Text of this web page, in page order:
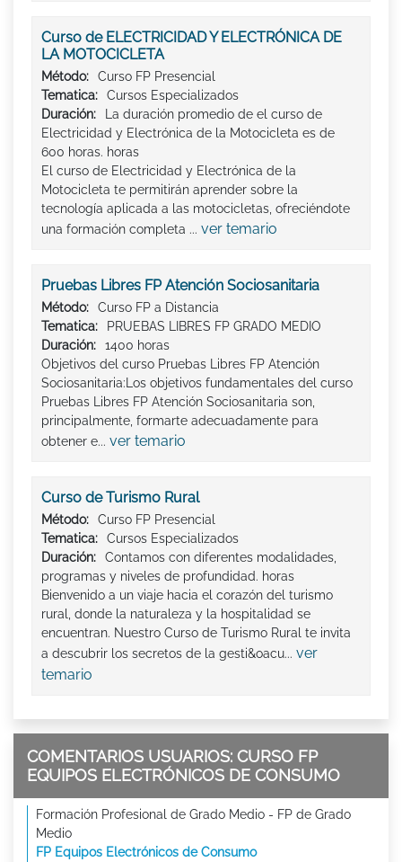
Curso de ELECTRICIDAD Y ELECTRÓNICA DE
LA MOTOCICLETA
Método:
Curso FP Presencial
Tematica:
Cursos Especializados
Duración:
La duración promedio de el curso de
Electricidad y Electrónica de la Motocicleta es de
600 horas. horas
El curso de Electricidad y Electrónica de la
Motocicleta te permitirán aprender sobre la
tecnología aplicada a las motocicletas, ofreciéndote
una formación completa ... ver temario
Pruebas Libres FP Atención Sociosanitaria
Método:
Curso FP a Distancia
Tematica:
PRUEBAS LIBRES FP GRADO MEDIO
Duración:
1400 horas
Objetivos del curso Pruebas Libres FP Atención
Sociosanitaria:Los objetivos fundamentales del curso
Pruebas Libres FP Atención Sociosanitaria son,
principalmente, formarte adecuadamente para
obtener e... ver temario
Curso de Turismo Rural
Método:
Curso FP Presencial
Tematica:
Cursos Especializados
Duración:
Contamos con diferentes modalidades,
programas y niveles de profundidad. horas
Bienvenido a un viaje hacia el corazón del turismo
rural, donde la naturaleza y la hospitalidad se
encuentran. Nuestro Curso de Turismo Rural te invita
a descubrir los secretos de la gesti&oacu... ver
temario
COMENTARIOS USUARIOS: CURSO FP
EQUIPOS ELECTRÓNICOS DE CONSUMO
Formación Profesional de Grado Medio - FP de Grado
Medio
FP Equipos Electrónicos de Consumo